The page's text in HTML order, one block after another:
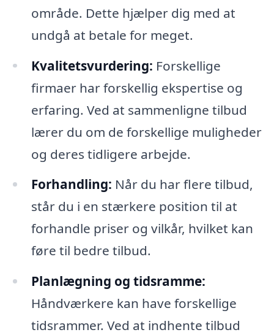
område. Dette hjælper dig med at
undgå at betale for meget.
Kvalitetsvurdering: Forskellige
firmaer har forskellig ekspertise og
erfaring. Ved at sammenligne tilbud
lærer du om de forskellige muligheder
og deres tidligere arbejde.
Forhandling: Når du har flere tilbud,
står du i en stærkere position til at
forhandle priser og vilkår, hvilket kan
føre til bedre tilbud.
Planlægning og tidsramme:
Håndværkere kan have forskellige
tidsrammer. Ved at indhente tilbud